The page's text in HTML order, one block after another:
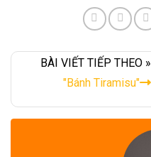
BÀI VIẾT TIẾP THEO »
"Bánh Tiramisu"